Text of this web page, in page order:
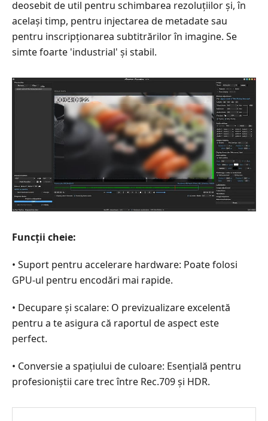
deosebit de util pentru schimbarea rezoluțiilor și, în
același timp, pentru injectarea de metadate sau
pentru inscripționarea subtitrărilor în imagine. Se
simte foarte 'industrial' și stabil.
Funcții cheie:
• Suport pentru accelerare hardware: Poate folosi
GPU-ul pentru encodări mai rapide.
• Decupare și scalare: O previzualizare excelentă
pentru a te asigura că raportul de aspect este
perfect.
• Conversie a spațiului de culoare: Esențială pentru
profesioniștii care trec între Rec.709 și HDR.